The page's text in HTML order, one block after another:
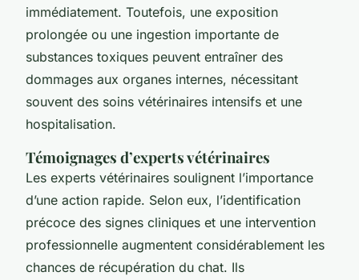
immédiatement. Toutefois, une exposition
prolongée ou une ingestion importante de
substances toxiques peuvent entraîner des
dommages aux organes internes, nécessitant
souvent des soins vétérinaires intensifs et une
hospitalisation.
Témoignages d’experts vétérinaires
Les experts vétérinaires soulignent l’importance
d’une action rapide. Selon eux, l’identification
précoce des signes cliniques et une intervention
professionnelle augmentent considérablement les
chances de récupération du chat. Ils